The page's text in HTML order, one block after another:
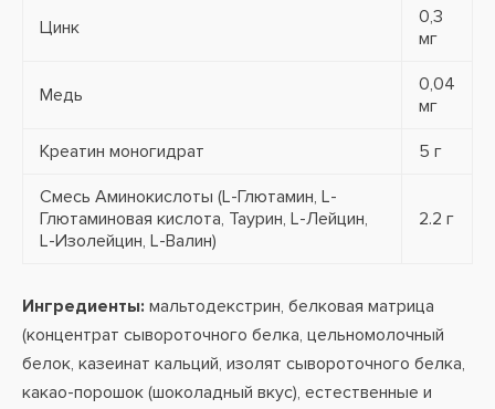
Цинк
0,3
мг
Медь
0,04
мг
Креатин моногидрат 5 г
Смесь Аминокислоты (L-Глютамин, L-
Глютаминовая кислота, Таурин, L-Лейцин,
L-Изолейцин, L-Валин)
2.2 г
Ингредиенты: мальтодекстрин, белковая матрица
(концентрат сывороточного белка, цельномолочный
белок, казеинат кальций, изолят сывороточного белка,
какао-порошок (шоколадный вкус), естественные и